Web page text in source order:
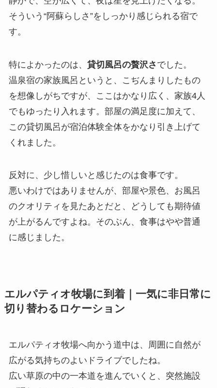
そういう“阿蘇らしさ”をしっかり感じられる宿で
す。
特によかったのは、 貸切風呂の贅沢さ でした。
温泉宿の家族風呂というと、こぢんまりしたもの
を想像しがちですが、ここはかなり広く、家族4人
でもゆったり入れます。部屋の満足度に加えて、
この貸切風呂が宿泊体験全体をかなり引き上げて
くれました。
反対に、少し惜しいと感じたのは食事です。
悪いわけではありませんが、部屋や景色、お風呂
のクオリティを見たあとだと、どうしても期待値
が上がるんですよね。そのぶん、食事はやや普通
に感じました。
エルパティオ牧場に到着｜一気に非日常に
切り替わるロケーション
エルパティオ牧場へ向かう道中は、周囲に自然が
広がる気持ちのよいドライブでしたね。
広い草原の中の一本道を進んでいくと、突然施設